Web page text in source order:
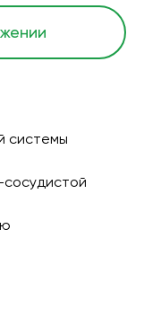
системы